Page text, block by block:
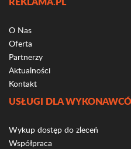
O Nas
Oferta
Partnerzy
Aktualności
Kontakt
USŁUGI DLA
Wykup dostęp do zleceń
Współpraca